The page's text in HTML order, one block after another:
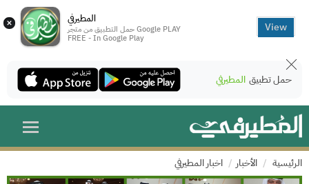
× المطيرفي
حمل التطبيق من متجر Google PLAY
FREE - In Google Play
View
حمل تطبيق المطيرفي
الرئيسية الأخبار اخبار المطيرفي